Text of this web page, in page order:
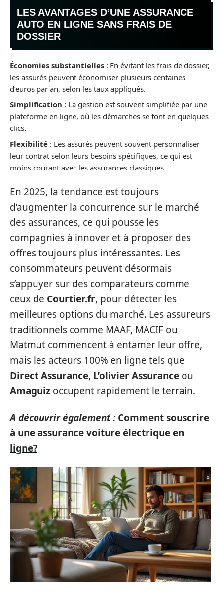
LES AVANTAGES D’UNE ASSURANCE
AUTO EN LIGNE SANS FRAIS DE
DOSSIER
Économies substantielles : En évitant les frais de dossier,
les assurés peuvent économiser plusieurs centaines
d’euros par an, selon les taux appliqués.
Simplification : La gestion est souvent simplifiée par une
plateforme en ligne, où les démarches se font en quelques
clics.
Flexibilité : Les assurés peuvent souvent personnaliser
leur contrat selon leurs besoins spécifiques, ce qui est
moins courant avec les assurances classiques.
En 2025, la tendance est toujours
d’augmenter la concurrence sur le marché
des assurances, ce qui pousse les
compagnies à innover et à proposer des
offres toujours plus intéressantes. Les
consommateurs peuvent désormais
s’appuyer sur des comparateurs comme
ceux de Courtier.fr, pour détecter les
meilleures options du marché. Les assureurs
traditionnels comme MAAF, MACIF ou
Matmut commencent à entamer leur offre,
mais les acteurs 100% en ligne tels que
Direct Assurance, L’olivier Assurance ou
Amaguiz occupent rapidement le terrain.
A découvrir également : Comment souscrire
à une assurance voiture électrique en
ligne?